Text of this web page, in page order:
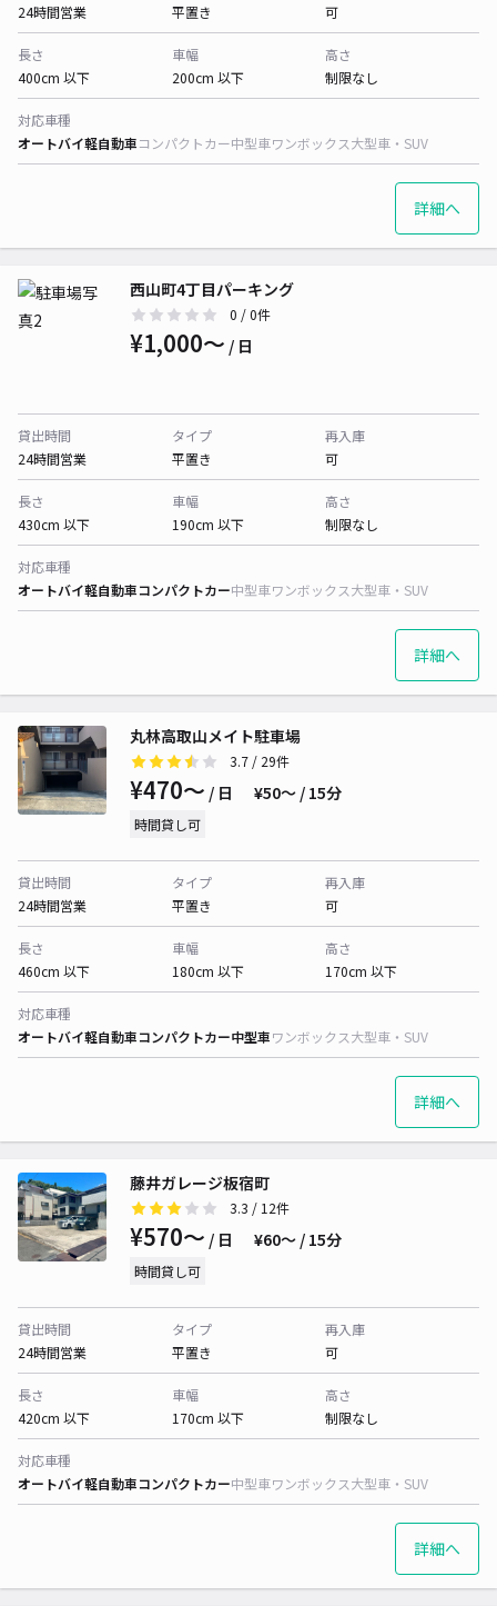
24時間営業
平置き
可
長さ
400cm 以下
車幅
200cm 以下
高さ
制限なし
対応車種
オートバイ軽自動車コンパクトカー中型車ワンボックス大型車・SUV
詳細へ
西山町4丁目パーキング
0 / 0件
¥1,000〜 / 日
貸出時間
24時間営業
タイプ
平置き
再入庫
可
長さ
430cm 以下
車幅
190cm 以下
高さ
制限なし
対応車種
オートバイ軽自動車コンパクトカー中型車ワンボックス大型車・SUV
詳細へ
丸林高取山メイト駐車場
3.7 / 29件
¥470〜 / 日 ¥50〜 / 15分
時間貸し可
貸出時間
24時間営業
タイプ
平置き
再入庫
可
長さ
460cm 以下
車幅
180cm 以下
高さ
170cm 以下
対応車種
オートバイ軽自動車コンパクトカー中型車ワンボックス大型車・SUV
詳細へ
藤井ガレージ板宿町
3.3 / 12件
¥570〜 / 日 ¥60〜 / 15分
時間貸し可
貸出時間
24時間営業
タイプ
平置き
再入庫
可
長さ
420cm 以下
車幅
170cm 以下
高さ
制限なし
対応車種
オートバイ軽自動車コンパクトカー中型車ワンボックス大型車・SUV
詳細へ